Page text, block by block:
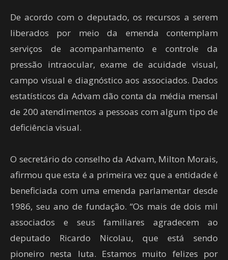
De acordo com o deputado, os recursos a serem
liberados por meio da emenda contemplam
serviços de acompanhamento e controle da
pressão intraocular, exame de acuidade visual,
campo visual e diagnóstico aos associados. Dados
estatísticos da Advam dão conta da média mensal
de 200 atendimentos a pessoas com algum tipo de
deficiência visual.
O secretário do conselho da Advam, Milton Morais,
afirmou que esta é a primeira vez que a entidade é
beneficiada com uma emenda parlamentar desde
1986, seu ano de fundação. “Os mais de dois mil
associados e seus familiares agradecem ao
deputado Ricardo Nicolau, que está sendo
pioneiro nesta luta. Estamos muito felizes por